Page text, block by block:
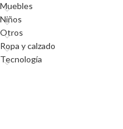
Muebles
Niños
Otros
Ropa y calzado
Tecnología